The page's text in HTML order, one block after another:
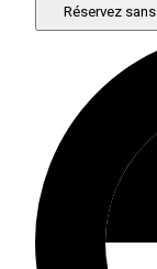
Réservez